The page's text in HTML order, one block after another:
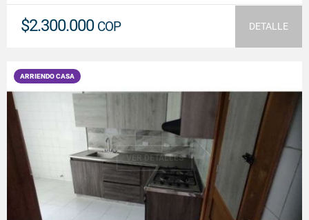
$2.300.000 COP DETALLE
ARRIENDO CASA
VER DETALLES